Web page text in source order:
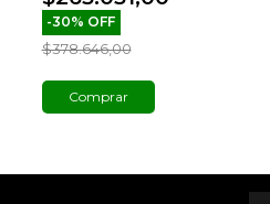
-30% OFF
$378.646,00
Comprar